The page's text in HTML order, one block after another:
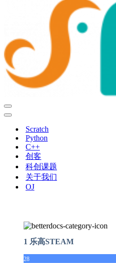
导
航
导
Scratch
Python
C++
创客
科创课题
关于我们
OJ
1 乐高STEAM
28